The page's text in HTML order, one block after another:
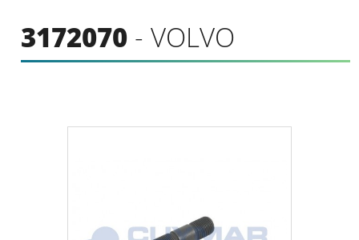
3172070 - VOLVO